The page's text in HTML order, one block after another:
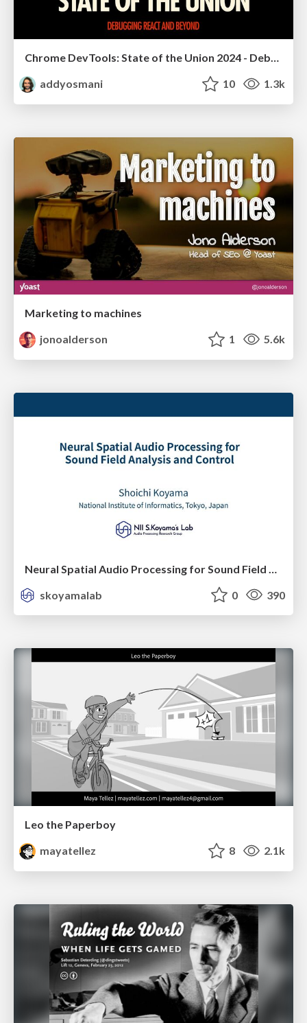
addyosmani
10 1.3k
Marketing to machines
jonoalderson
1 5.6k
skoyamalab
0 390
Leo the Paperboy
mayatellez
8 2.1k